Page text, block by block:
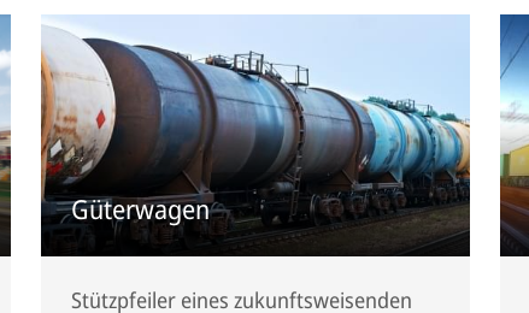
Güterwagen
Stützpfeiler eines zukunftsweisenden